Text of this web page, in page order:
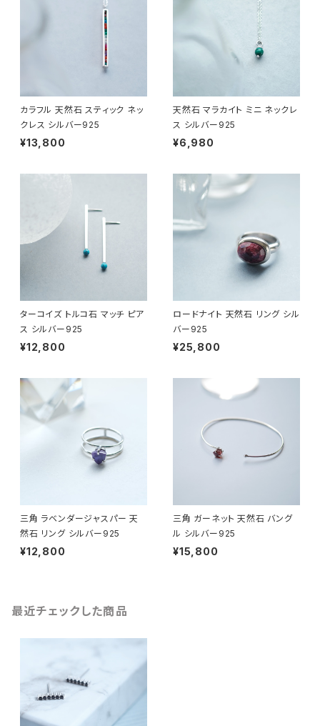
カラフル 天然石 スティック ネッ
クレス シルバー925
¥13,800
天然石 マラカイト ミニ ネックレ
ス シルバー925
¥6,980
ターコイズ トルコ石 マッチ ピア
ス シルバー925
¥12,800
ロードナイト 天然石 リング シル
バー925
¥25,800
三角 ラベンダージャスパー 天
然石 リング シルバー925
¥12,800
三角 ガーネット 天然石 バング
ル シルバー925
¥15,800
最近チェックした商品